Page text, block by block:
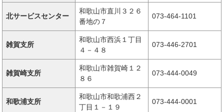
北サービスセンター
和歌山市直川３２６
番地の７
073-464-1101
雑賀支所
和歌山市西浜１丁目
４－４８
073-446-2701
雑賀崎支所
和歌山市雑賀崎１２
８６
073-444-0049
和歌浦支所
和歌山市和歌浦西２
丁目１－１９
073-444-0001